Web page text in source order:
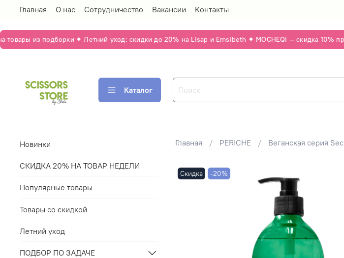
Главная О нас Сотрудничество Вакансии Контакты
из подборки ✦ Летний уход: скидки до 20% на Lisap и Emsibeth ✦ MOCHEQI — скидка 10%
Каталог
Главная PERICHE Веганская серия
Скидка -20%
Новинки
СКИДКА 20% НА ТОВАР НЕДЕЛИ
Популярные товары
Товары со скидкой
Летний уход
ПОДБОР ПО ЗАДАЧЕ